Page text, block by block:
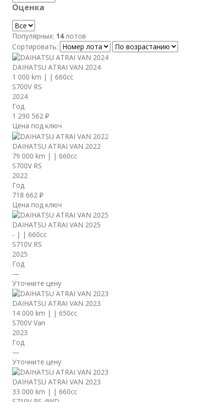
Оценка
Популярных: 14лотов
Сортировать:
DAIHATSU ATRAI VAN 2024
1 000 km | | 660cc
S700V RS
2024
Год
1 290 562 ₽
Цена под ключ
DAIHATSU ATRAI VAN 2022
79 000 km | | 660cc
S700V RS
2022
Год
718 662 ₽
Цена под ключ
DAIHATSU ATRAI VAN 2025
- | | 660cc
S710V RS
2025
Год
—
Уточните цену
DAIHATSU ATRAI VAN 2023
14 000 km | | 650cc
S700V Van
2023
Год
—
Уточните цену
DAIHATSU ATRAI VAN 2023
33 000 km | | 660cc